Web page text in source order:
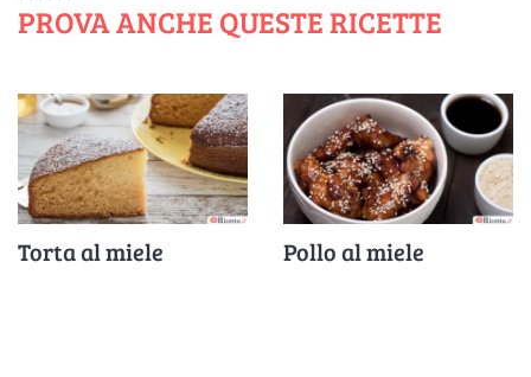
PROVA ANCHE QUESTE RICETTE
Torta al miele Pollo al miele